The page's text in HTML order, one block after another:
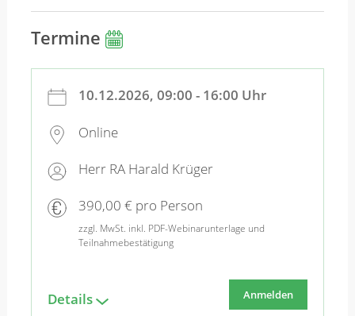
Termine
10.12.2026, 09:00 - 16:00 Uhr
Online
Herr RA Harald Krüger
390,00 € pro Person
zzgl. MwSt. inkl. PDF-Webinarunterlage und
Teilnahmebestätigung
Details Anmelden